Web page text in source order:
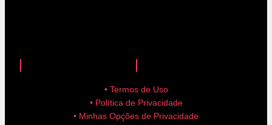
• Termos de Uso
• Política de Privacidade
• Minhas Opções de Privacidade